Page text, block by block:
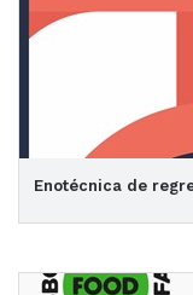
Enotécnica de